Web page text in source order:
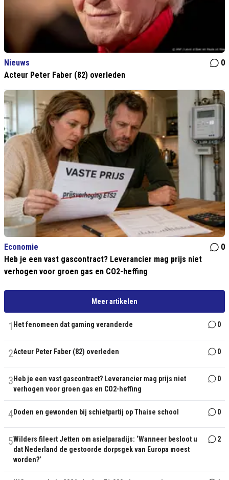
Nieuws
0
Acteur Peter Faber (82) overleden
Economie
0
Heb je een vast gascontract? Leverancier mag prijs niet
verhogen voor groen gas en CO2-heffing
Meer artikelen
1 Het fenomeen dat gaming veranderde 0
2Acteur Peter Faber (82) overleden 0
3 Heb je een vast gascontract? Leverancier mag prijs niet
verhogen voor groen gas en CO2-heffing
0
4Doden en gewonden bij schietpartij op Thaise school 0
5Wilders fileert Jetten om asielparadijs: ‘Wanneer besloot u
dat Nederland de gestoorde dorpsgek van Europa moest
worden?’
2